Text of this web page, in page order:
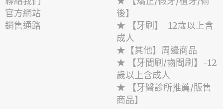
官方網站
銷售通路
後】
★ 【牙刷】-12歲以上含
成人
★【其他】周邊商品
★ 【牙間刷/齒間刷】-12
歲以上含成人
★ 【牙醫診所推薦/販售
商品】